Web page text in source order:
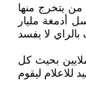
من يتخرج منها
أدمغة مليار
لا يفسد
بحيث كل
للاعلام ليقوم